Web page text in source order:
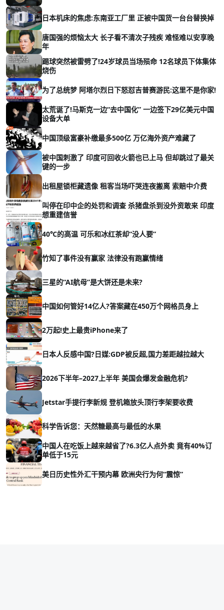
日本机床的焦虑:东南亚工厂里 正被中国货一台台替换掉
唐国强的烦恼太大 长子看不清次子残疾 难怪难以安享晚
年
踢球突然被雷劈了!24岁球员当场殒命 12名球员下体集体
烧伤
为了总统梦 阿塔尔烈日下怒怼吉普赛游民:这里不是你家!
太荒诞了!马斯克一边“去中国化” 一边签下29亿美元中国
设备大单
中国顶级富豪补缴最多500亿 万亿海外资产难藏了
被中国刺激了 印度可回收火箭也已上马 但却跳过了最关
键的一步
出租屋锁柜藏遗像 租客当场吓哭连夜搬离 索赔中介费
叫停在印中企的处罚和调查 杀猪盘杀到没外资敢来 印度
想重建信誉
40℃的高温 可乐和冰红茶却“没人要”
竹知了事件没有赢家 法律没有跑赢情绪
三星的“AI航母”是大饼还是未来?
中国如何管好14亿人?答案藏在450万个网格员身上
2万起!史上最贵iPhone来了
日本人反感中国?日媒:GDP被反超,国力差距越拉越大
2026下半年–2027上半年 美国会爆发金融危机?
Jetstar手提行李新规 登机箱放头顶行李架要收费
科学告诉您：天然糖最高与最低的水果
中国人在吃饭上越来越省了?6.3亿人点外卖 竟有40%订
单低于15元
美日历史性外汇干预内幕 欧洲央行为何“震惊”